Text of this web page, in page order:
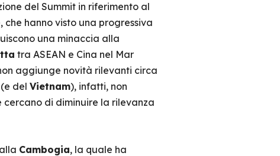
del Summit in riferimento al
hanno visto una progressiva
una minaccia alla
tra ASEAN e Cina nel Mar
aggiunge novità rilevanti circa
del Vietnam), infatti, non
cercano di diminuire la rilevanza
Cambogia, la quale ha